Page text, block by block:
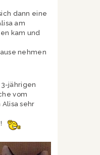
dann eine
am
kam und
nehmen
jährigen
vom
sehr